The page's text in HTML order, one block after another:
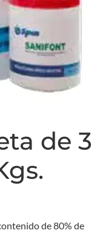
de 3
de 80% de